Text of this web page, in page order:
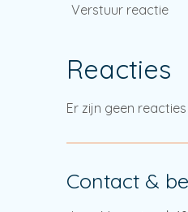
Verstuur reactie
Reacties
Er zijn geen
Contact &